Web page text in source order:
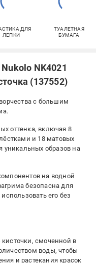
ДЛЯ
ЛЕПКИ
ТУАЛЕТНАЯ
БУМАГА
NK4021
(137552)
с большим
оттенка, включая 8
и 18 матовых
уникальных образов на
на водной
безопасна для
его без
смоченной в
воды, чтобы
и растекания красок